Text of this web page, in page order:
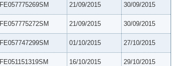
FE057775269SM 21/09/2015 30/09/2015
FE057775272SM 21/09/2015 30/09/2015
FE057747299SM 01/10/2015 27/10/2015
FE051151319SM 16/10/2015 29/10/2015